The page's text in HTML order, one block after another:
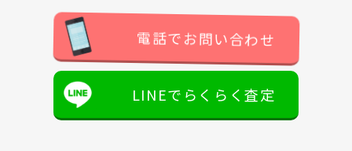
電話でお問い合わせ
LINEでらくらく査定